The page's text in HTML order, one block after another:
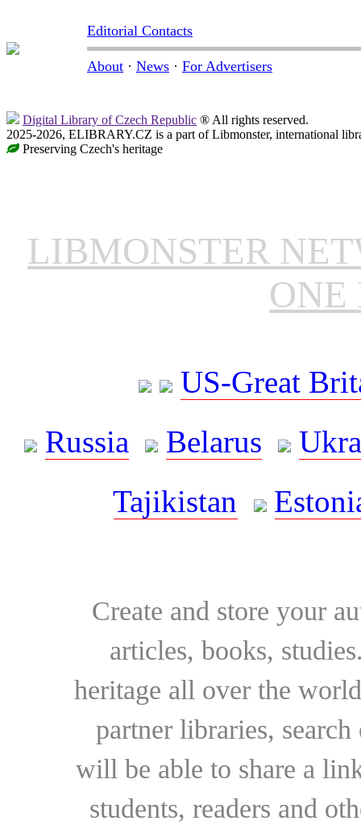
Editorial Contacts
About · News · For Advertisers
Digital Library of Czech Republic ® All rights reserved.
2025-2026, ELIBRARY.CZ is a part of Libmonster, international
Preserving Czech's heritage
LIBMONSTER
ONE
US-Great
Russia
Belarus
Tajikistan
Create and store your
articles, books,
heritage all over the
partner libraries,
will be able to share a
students, readers and